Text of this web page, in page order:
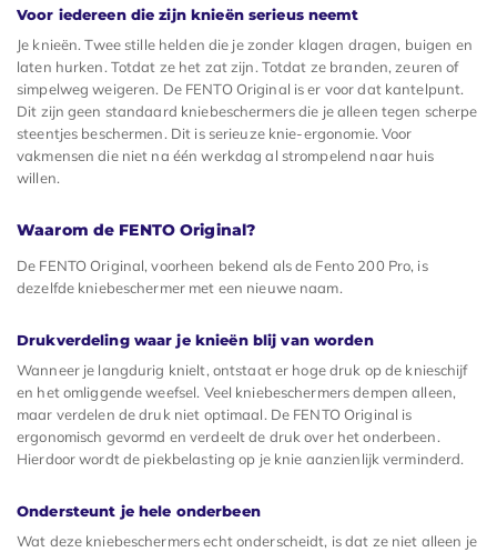
Voor iedereen die zijn knieën serieus neemt
Je knieën. Twee stille helden die je zonder klagen dragen, buigen en
laten hurken. Totdat ze het zat zijn. Totdat ze branden, zeuren of
simpelweg weigeren. De FENTO Original is er voor dat kantelpunt.
Dit zijn geen standaard kniebeschermers die je alleen tegen scherpe
steentjes beschermen. Dit is serieuze knie-ergonomie. Voor
vakmensen die niet na één werkdag al strompelend naar huis
willen.
Waarom de FENTO Original?
De FENTO Original, voorheen bekend als de Fento 200 Pro, is
dezelfde kniebeschermer met een nieuwe naam.
Drukverdeling waar je knieën blij van worden
Wanneer je langdurig knielt, ontstaat er hoge druk op de knieschijf
en het omliggende weefsel. Veel kniebeschermers dempen alleen,
maar verdelen de druk niet optimaal. De FENTO Original is
ergonomisch gevormd en verdeelt de druk over het onderbeen.
Hierdoor wordt de piekbelasting op je knie aanzienlijk verminderd.
Ondersteunt je hele onderbeen
Wat deze kniebeschermers echt onderscheidt, is dat ze niet alleen je